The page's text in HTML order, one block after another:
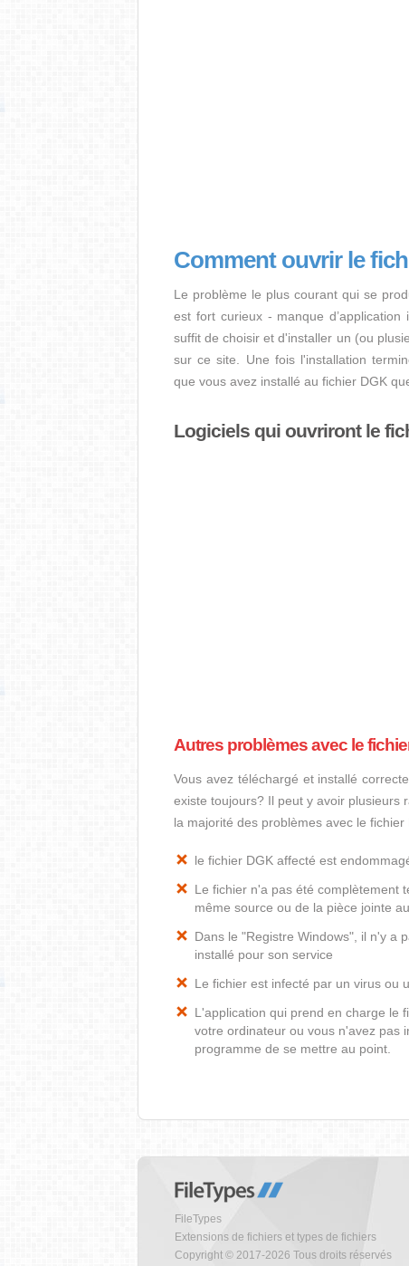
Comment ouvrir le
Le problème le plus courant qui se
est fort curieux - manque
suffit de choisir et d'installer un (ou
sur ce site. Une fois l'installation
que vous avez installé au fichier DGK
Logiciels qui ouvriront le
Autres problèmes avec le
Vous avez téléchargé et installé
existe toujours? Il peut y avoir plusieurs
la majorité des problèmes avec le fichier
le fichier DGK affecté est
Le fichier n'a pas été complètement
même source ou de la pièce jointe
Dans le "Registre Windows", il n'y a
installé pour son service
Le fichier est infecté par un virus ou
L'application qui prend en charge le
votre ordinateur ou vous n'avez pas
programme de se mettre au point.
FileTypes
Extensions de fichiers et types de fichiers
Copyright © 2017-2026 Tous droits réservés